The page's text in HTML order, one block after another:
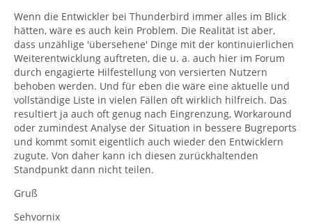
Wenn die Entwickler bei Thunderbird immer alles im Blick
hätten, wäre es auch kein Problem. Die Realität ist aber,
dass unzählige 'übersehene' Dinge mit der kontinuierlichen
Weiterentwicklung auftreten, die u. a. auch hier im Forum
durch engagierte Hilfestellung von versierten Nutzern
behoben werden. Und für eben die wäre eine aktuelle und
vollständige Liste in vielen Fällen oft wirklich hilfreich. Das
resultiert ja auch oft genug nach Eingrenzung, Workaround
oder zumindest Analyse der Situation in bessere Bugreports
und kommt somit eigentlich auch wieder den Entwicklern
zugute. Von daher kann ich diesen zurückhaltenden
Standpunkt dann nicht teilen.
Gruß
Sehvornix